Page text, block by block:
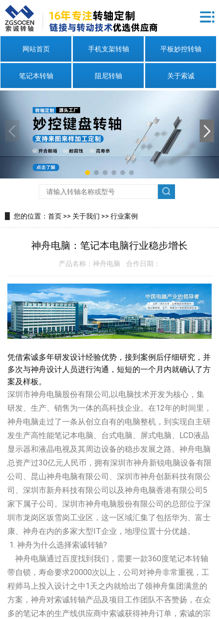
网站首页 手机支架转轴 平板妙控转轴
笔记本转轴 阻尼转轴 关于索诚
您的位置： 首页 >> 关于我们 >> 行业案例
神舟电脑：笔记本电脑行业稳步增长
产品名称：神舟电脑 合作日期：
凭借索诚多年研发设计经验优势，接到案例后仔细研究，并
多次与神舟设计人员进行沟通，短短的一个月内就确认了方
案及样板。
深圳市神舟电脑股份有限公司,以电脑技术开发为核心，集
研发、生产、销售为一体的高科技企业。在12年的时间里，
神舟电脑走过了一条从创立自有的电脑整机，到实现自主研
发生产高性能笔记本电脑、台式电脑、屏式电脑、LCD液晶
显示器和液晶电视及其周边设备的稳步发展之路。神舟电脑
总资产过30亿元人民币，拥有深圳市神舟新锐电脑设备有限
公司、昆山神舟电脑有限公司、深圳市神舟创新科技有限公
司、深圳市新舟科技有限公司以及神舟电脑香港有限公司5
家下属子公司。深圳市神舟电脑股份有限公司的总部位于深
圳市龙岗区坂雪岗工业区，这一区域汇集了包括华为、富士
康、神舟在内的多家大型IT企业，地理位置十分优越。
1. 神舟为什么选择索诚转轴?
神舟电脑通过百度找到我们，需要一款360度笔记本转轴
带自锁，寿命要求20000次以上，公司对神舟非常重视，工
程师马上投入设计之中1天之内就给出了领神舟集团满意的
方案，神舟对索诚转轴产品及项目工作团队不吝赞扬，在众
多的笔记本的生产线供应商中索诚获得神舟订单，索诚的宗